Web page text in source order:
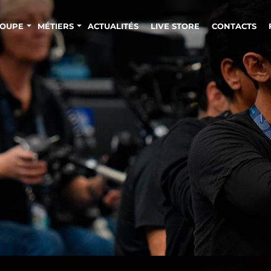
MÉTIERS ACTUALITÉS LIVE STORE CONTACTS